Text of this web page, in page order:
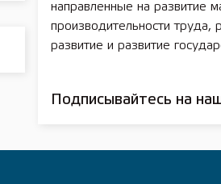
направленные на развитие
производительности труда,
развитие и развитие
Подписывайтесь на